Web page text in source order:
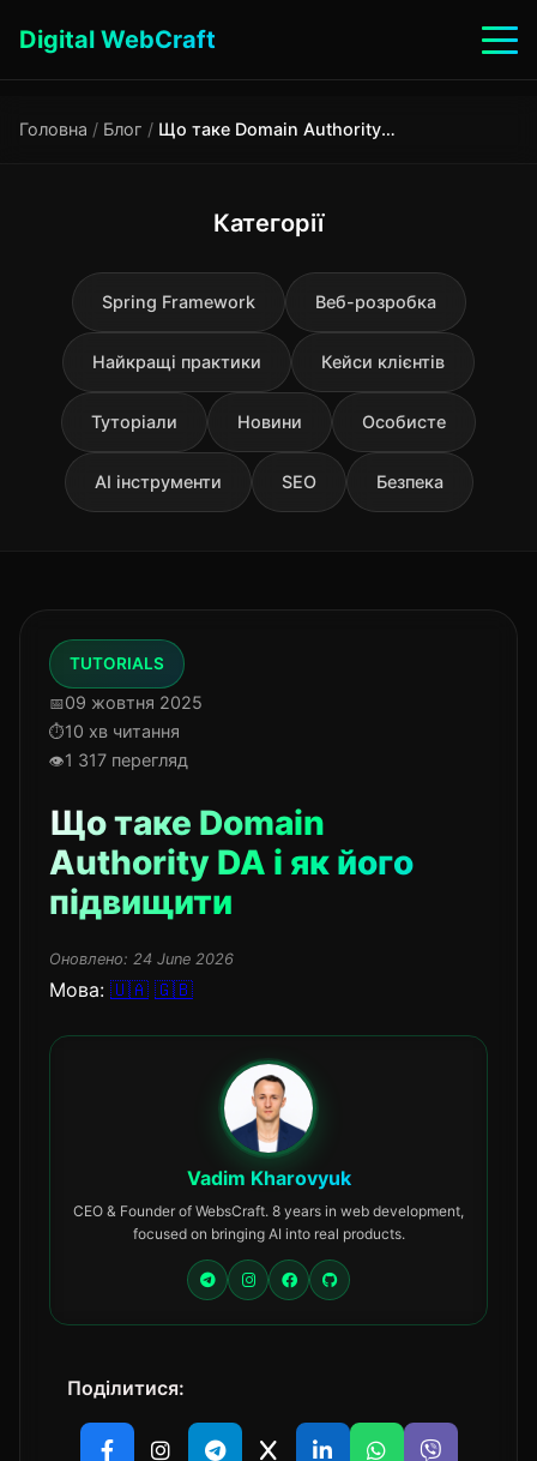
Digital WebCraft
Головна / Блог / Що таке Domain Authority DA і як його підвищити
Категорії
Spring Framework Веб-розробка
Найкращі практики Кейси клієнтів
Туторіали Новини Особисте
AI інструменти SEO Безпека
TUTORIALS
09 жовтня 2025
10 хв читання
1 317 перегляд
Що таке Domain
Authority DA і як його
підвищити
Оновлено: 24 June 2026
Мова: 🇺🇦 🇬🇧
Vadim Kharovyuk
CEO & Founder of WebsCraft. 8 years in web development,
focused on bringing AI into real products.
Поділитися: